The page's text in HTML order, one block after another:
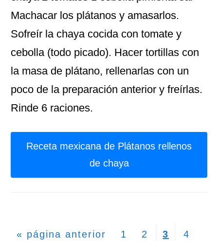
Machacar los plátanos y amasarlos.
Sofreír la chaya cocida con tomate y
cebolla (todo picado). Hacer tortillas con
la masa de plátano, rellenarlas con un
poco de la preparación anterior y freírlas.
Rinde 6 raciones.
Receta mexicana de Plátanos rellenos
de chaya
« Ir
página anterior Página
1 Página
2 Página
3 4